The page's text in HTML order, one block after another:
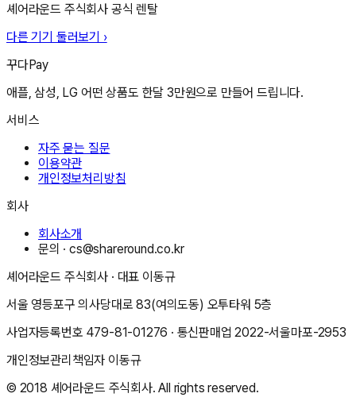
셰어라운드 주식회사 공식 렌탈
다른 기기 둘러보기 ›
꾸다Pay
애플, 삼성, LG 어떤 상품도 한달 3만원으로 만들어 드립니다.
서비스
자주 묻는 질문
이용약관
개인정보처리방침
회사
회사소개
문의 ·cs@shareround.co.kr
셰어라운드 주식회사 · 대표 이동규
서울 영등포구 의사당대로 83(여의도동) 오투타워 5층
사업자등록번호 479-81-01276 · 통신판매업2022-서울마포-2953
개인정보관리책임자 이동규
© 2018 셰어라운드 주식회사. All rights reserved.